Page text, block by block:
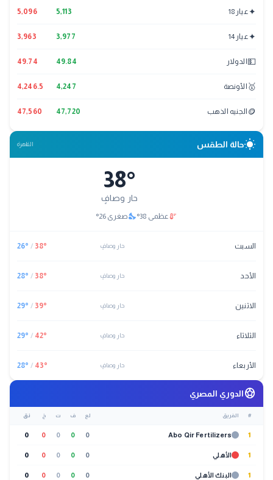
✦ عيار 18 5,113
5,096
✦ عيار 14 3,977
3,963
💵الدولار 49.84
49.74
🥇 الأونصة 4,247
4,246.5
🪙 الجنيه الذهب 47,720
47,560
wb_sunnyحالة الطقس القاهرة
38°
حار وصافٍ
thermostat عظمى 38
°
nights_stayصغرى 26
°
السبت حار وصافٍ 38°
/
26°
الأحد حار وصافٍ 38°
/
28°
الاثنين حار وصافٍ 39°
/
29°
الثلاثاء حار وصافٍ 42°
/
29°
الأربعاء حار وصافٍ 43°
/
28°
sports_soccerالدوري المصري
# الفريق لع ف ت خ نق
1
Abo Qir Fertilizers
0
0
0
0
0
1 الأهلي 0
0
0
0
0
1 البنك الأهلي 0
0
0
0
0